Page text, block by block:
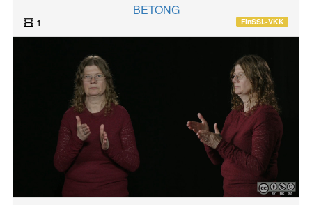
BETONG
1 FinSSL-VKK